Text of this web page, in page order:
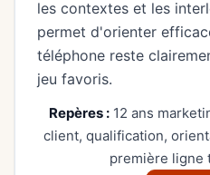
les contextes et les
permet d'orienter
téléphone reste
jeu favoris.
Repères :12 ans
client, qualification,
première ligne